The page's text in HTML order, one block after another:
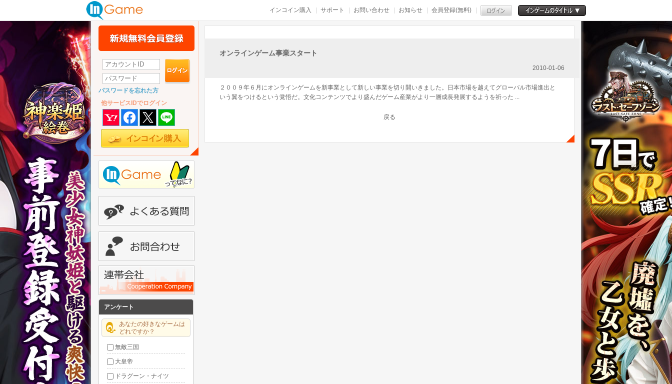
インコイン購入 サポート お問い合わせ お知らせ 会員登録(無料)
パスワードを忘れた方
他サービスIDでログイン
アンケート
あなたの好きなゲームは
どれですか？
無敵三国
大皇帝
ドラグーン・ナイツ
オンラインゲーム事業スタート
2010-01-06
２００９年６月にオンラインゲームを新事業として新しい事業を切り開いきました。日本市場を越えてグローバル市場進出と
いう翼をつけるという覚悟だ。文化コンテンツでより盛んだゲーム産業がより一層成長発展するようを祈った ...
戻る